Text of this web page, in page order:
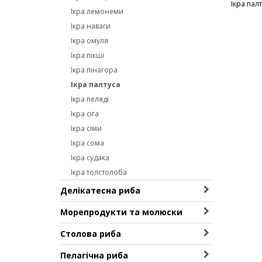
Ікра лемонеми
Ікра наваги
Ікра омуля
Ікра пікші
Ікра пінагора
Ікра палтуса
Ікра пеляді
Ікра сіга
Ікра сіми
Ікра сома
Ікра судака
Ікра толстолоба
Делікатесна риба
Кижуч
Лосось
Лосось обріз
Лосось стейки
Морепродукти та молюски
Восьминоги
Гребінці
Кальмар
Столова риба
Австралійський лосось (кахавай)
Пелагічна риба
Ікра